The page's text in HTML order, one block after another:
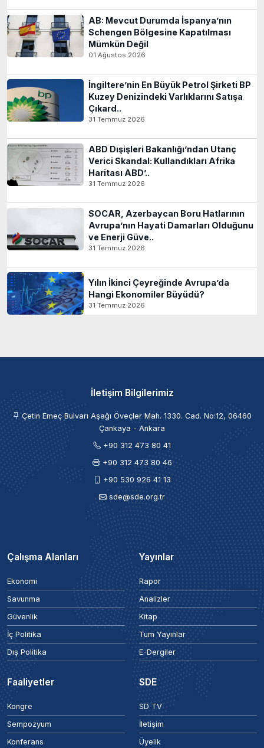
AB: Mevcut Durumda İspanya’nın
Schengen Bölgesine Kapatılması
Mümkün Değil
01 Ağustos 2026
İngiltere’nin En Büyük Petrol Şirketi BP
Kuzey Denizindeki Varlıklarını Satışa
Çıkard..
31 Temmuz 2026
ABD Dışişleri Bakanlığı’ndan Utanç
Verici Skandal: Kullandıkları Afrika
Haritası ABD’..
31 Temmuz 2026
SOCAR, Azerbaycan Boru Hatlarının
Avrupa’nın Hayati Damarları Olduğunu
ve Enerji Güve..
31 Temmuz 2026
Yılın İkinci Çeyreğinde Avrupa’da
Hangi Ekonomiler Büyüdü?
31 Temmuz 2026
İletişim Bilgilerimiz
Çetin Emeç Bulvarı Aşağı Öveçler Mah. 1330. Cad. No:12, 06460
Çankaya - Ankara
+90 312 473 80 41
+90 312 473 80 46
+90 530 926 41 13
sde@sde.org.tr
Çalışma Alanları
Ekonomi
Savunma
Güvenlik
İç Politika
Dış Politika
Yayınlar
Rapor
Analizler
Kitap
Tüm Yayınlar
E-Dergiler
Faaliyetler
Kongre
Sempozyum
Konferans
SDE
SD TV
İletişim
Üyelik